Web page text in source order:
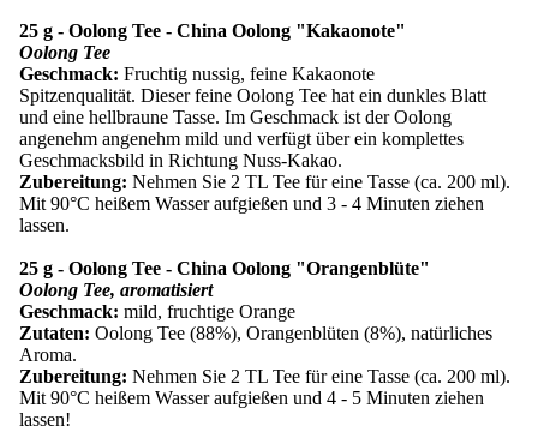
25 g - Oolong Tee - China Oolong "Kakaonote"
Oolong Tee
Geschmack: Fruchtig nussig, feine Kakaonote
Spitzenqualität. Dieser feine Oolong Tee hat ein dunkles Blatt
und eine hellbraune Tasse. Im Geschmack ist der Oolong
angenehm angenehm mild und verfügt über ein komplettes
Geschmacksbild in Richtung Nuss-Kakao.
Zubereitung: Nehmen Sie 2 TL Tee für eine Tasse (ca. 200 ml).
Mit 90°C heißem Wasser aufgießen und 3 - 4 Minuten ziehen
lassen.
25 g - Oolong Tee - China Oolong "Orangenblüte"
Oolong Tee, aromatisiert
Geschmack: mild, fruchtige Orange
Zutaten: Oolong Tee (88%), Orangenblüten (8%), natürliches
Aroma.
Zubereitung: Nehmen Sie 2 TL Tee für eine Tasse (ca. 200 ml).
Mit 90°C heißem Wasser aufgießen und 4 - 5 Minuten ziehen
lassen!